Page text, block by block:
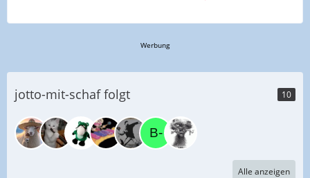
Werbung
jotto-mit-schaf folgt 10
Alle anzeigen